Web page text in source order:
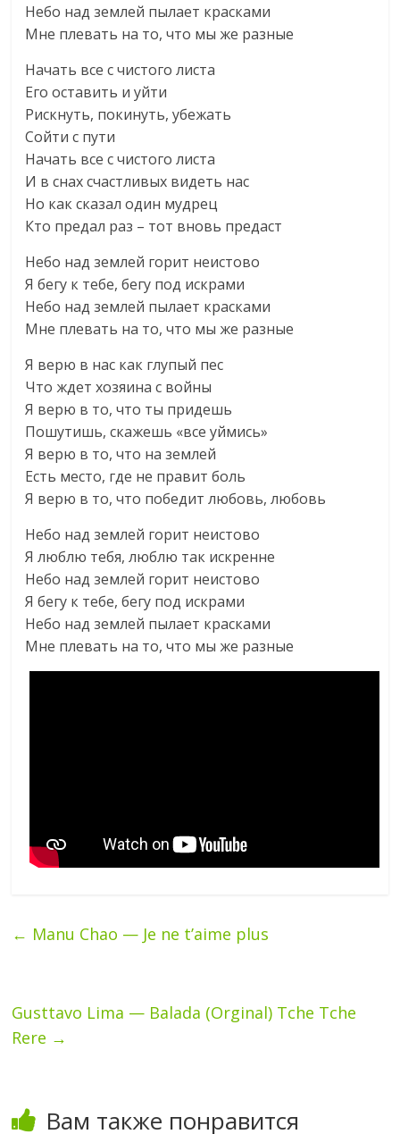
Небо над землей пылает красками
Мне плевать на то, что мы же разные
Начать все с чистого листа
Его оставить и уйти
Рискнуть, покинуть, убежать
Сойти с пути
Начать все с чистого листа
И в снах счастливых видеть нас
Но как сказал один мудрец
Кто предал раз – тот вновь предаст
Небо над землей горит неистово
Я бегу к тебе, бегу под искрами
Небо над землей пылает красками
Мне плевать на то, что мы же разные
Я верю в нас как глупый пес
Что ждет хозяина с войны
Я верю в то, что ты придешь
Пошутишь, скажешь «все уймись»
Я верю в то, что на землей
Есть место, где не правит боль
Я верю в то, что победит любовь, любовь
Небо над землей горит неистово
Я люблю тебя, люблю так искренне
Небо над землей горит неистово
Я бегу к тебе, бегу под искрами
Небо над землей пылает красками
Мне плевать на то, что мы же разные
← Manu Chao — Je ne t’aime plus
Gusttavo Lima — Balada (Orginal) Tche Tche
Rere →
Вам также понравится